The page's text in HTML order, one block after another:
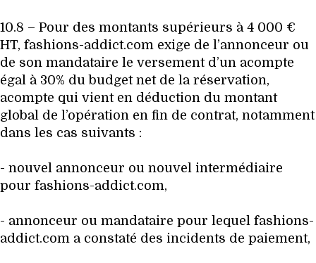
10.8 – Pour des montants supérieurs à 4 000 €
HT, fashions-addict.com exige de l’annonceur ou
de son mandataire le versement d’un acompte
égal à 30% du budget net de la réservation,
acompte qui vient en déduction du montant
global de l’opération en fin de contrat, notamment
dans les cas suivants :
- nouvel annonceur ou nouvel intermédiaire
pour fashions-addict.com,
- annonceur ou mandataire pour lequel fashions-
addict.com a constaté des incidents de paiement,